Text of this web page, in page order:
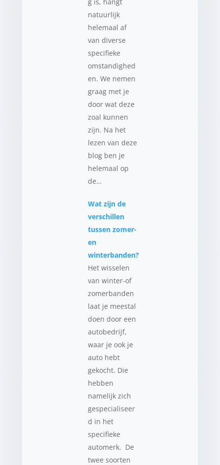
natuurlijk
helemaal af
van diverse
specifieke
omstandighed
en. We nemen
graag met je
door wat deze
zoal kunnen
zijn. Na het
lezen van deze
blog ben je
helemaal op
de…
Wat zijn de
verschillen
tussen zomer-
en
winterbanden?
Het wisselen
van winter-of
zomerbanden
laat je meestal
doen door een
autobedrijf,
waar je ook je
auto hebt
gekocht. Die
hebben
namelijk zich
gespecialiseer
d in het
specifieke
automerk. De
twee soorten